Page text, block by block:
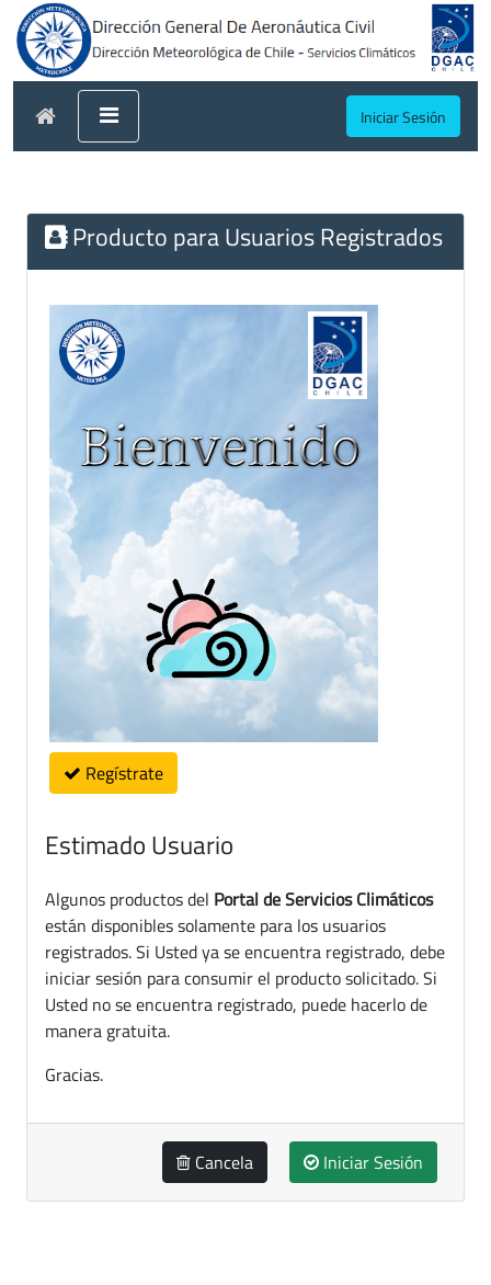
Iniciar Sesión
Producto para Usuarios Registrados
Regístrate
Estimado Usuario
Algunos productos del Portal de Servicios Climáticos
están disponibles solamente para los usuarios
registrados. Si Usted ya se encuentra registrado, debe
iniciar sesión para consumir el producto solicitado. Si
Usted no se encuentra registrado, puede hacerlo de
manera gratuita.
Gracias.
Cancela Iniciar Sesión